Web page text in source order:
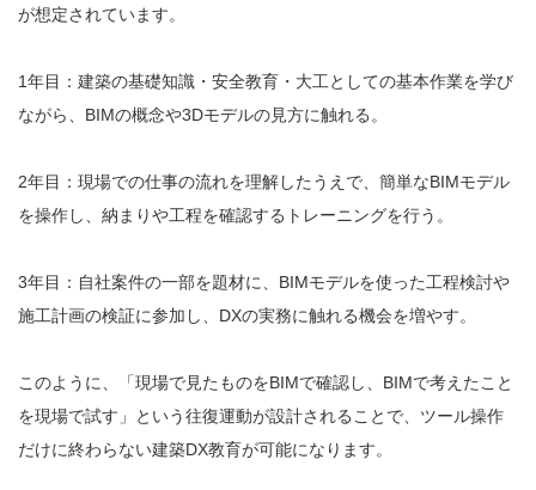
が想定されています。
1年目：建築の基礎知識・安全教育・大工としての基本作業を学び
ながら、BIMの概念や3Dモデルの見方に触れる。
2年目：現場での仕事の流れを理解したうえで、簡単なBIMモデル
を操作し、納まりや工程を確認するトレーニングを行う。
3年目：自社案件の一部を題材に、BIMモデルを使った工程検討や
施工計画の検証に参加し、DXの実務に触れる機会を増やす。
このように、「現場で見たものをBIMで確認し、BIMで考えたこと
を現場で試す」という往復運動が設計されることで、ツール操作
だけに終わらない建築DX教育が可能になります。